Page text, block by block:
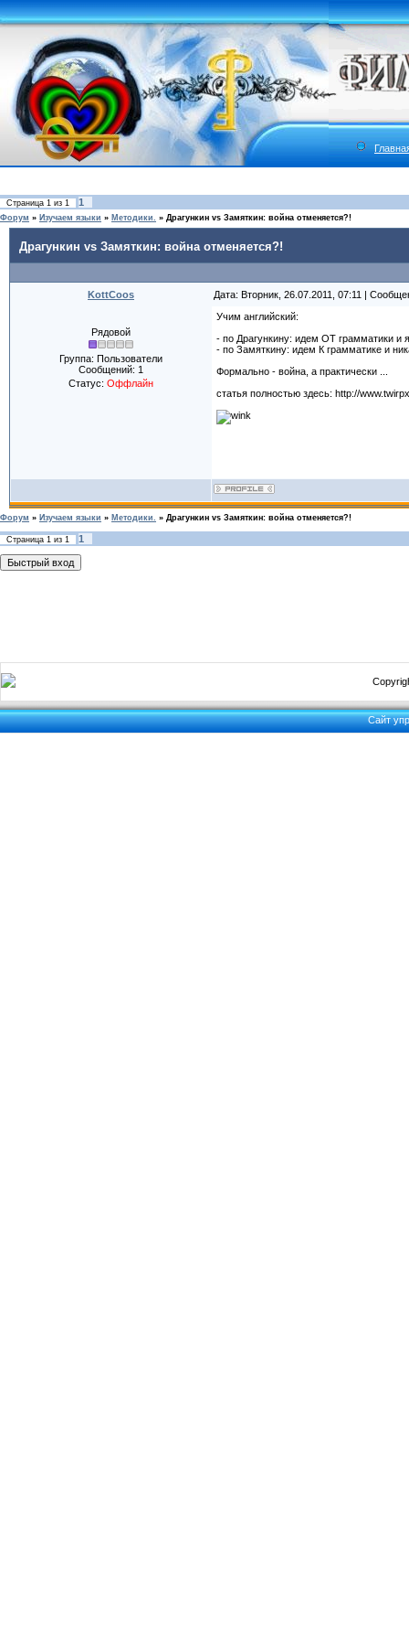
Страница 1 из 1 1
Форум » Изучаем языки » Методики. » Драгункин vs Замяткин: война отменяется?!
Драгункин vs Замяткин: война отменяется?!
KottCoos Дата: Вторник, 26.07.2011, 07:11 |
Рядовой
Группа: Пользователи
Сообщений: 1
Статус: Оффлайн
Учим английский:
- по Драгункину: идем ОТ грамматики и
- по Замяткину: идем К грамматике и
Формально - война, а практически ...
статья полностью здесь: http://
Форум » Изучаем языки » Методики. » Драгункин vs Замяткин: война отменяется?!
Страница 1 из 1 1
Сайт